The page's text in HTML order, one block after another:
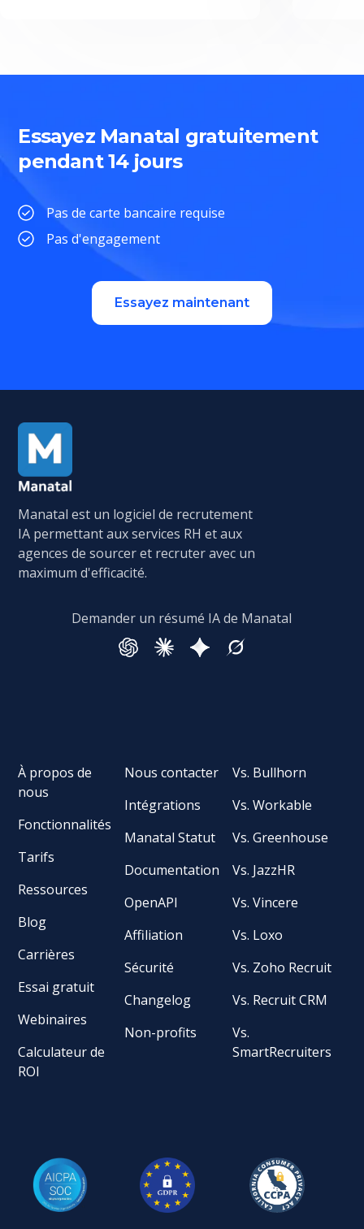
Essayez Manatal gratuitement
pendant 14 jours
Pas de carte bancaire requise
Pas d'engagement
Essayez maintenant
Manatal est un logiciel de recrutement
IA permettant aux services RH et aux
agences de sourcer et recruter avec un
maximum d'efficacité.
Demander un résumé IA de Manatal
À propos de
nous
Fonctionnalités
Tarifs
Ressources
Blog
Carrières
Essai gratuit
Webinaires
Calculateur de
ROI
Nous contacter
Intégrations
Manatal Statut
Documentation
OpenAPI
Affiliation
Sécurité
Changelog
Non-profits
Vs. Bullhorn
Vs. Workable
Vs. Greenhouse
Vs. JazzHR
Vs. Vincere
Vs. Loxo
Vs. Zoho Recruit
Vs. Recruit CRM
Vs.
SmartRecruiters